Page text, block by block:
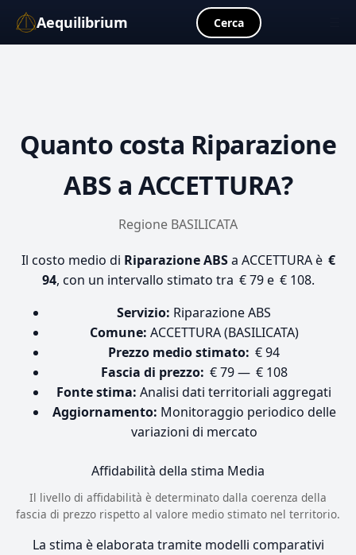
Aequilibrium Cerca
Quanto costa Riparazione
ABS a ACCETTURA?
Regione BASILICATA
Il costo medio di Riparazione ABSa ACCETTURA è €
94, con un intervallo stimato tra € 79 e € 108.
Servizio: Riparazione ABS
Comune: ACCETTURA (BASILICATA)
Prezzo medio stimato: € 94
Fascia di prezzo: € 79 — € 108
Fonte stima: Analisi dati territoriali aggregati
Aggiornamento: Monitoraggio periodico delle
variazioni di mercato
Affidabilità della stima Media
Il livello di affidabilità è determinato dalla coerenza della
fascia di prezzo rispetto al valore medio stimato nel territorio.
La stima è elaborata tramite modelli comparativi